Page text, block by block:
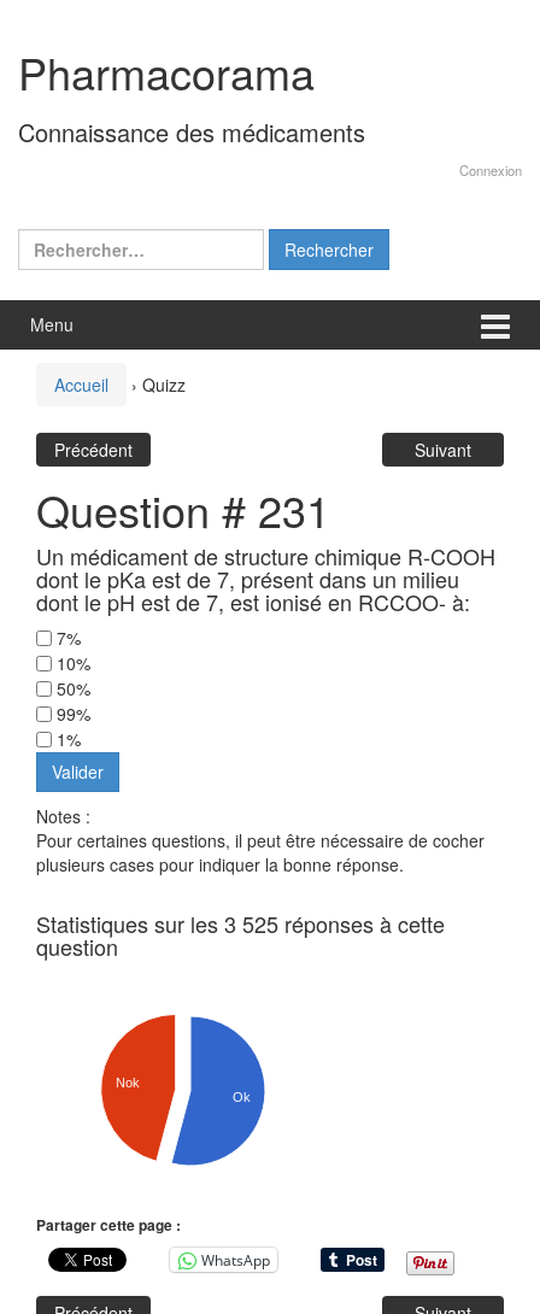
contenu
menu
principal
Pharmacorama
Connaissance des médicaments
Connexion
Rechercher :
Menu
Accueil › Quizz
Précédent Suivant
Question # 231
Un médicament de structure chimique R-COOH
dont le pKa est de 7, présent dans un milieu
dont le pH est de 7, est ionisé en RCCOO- à:
7%
10%
50%
99%
1%
Notes :
Pour certaines questions, il peut être nécessaire de cocher
plusieurs cases pour indiquer la bonne réponse.
Statistiques sur les 3 525 réponses à cette
question
Nok
Ok
Partager cette page :
WhatsApp